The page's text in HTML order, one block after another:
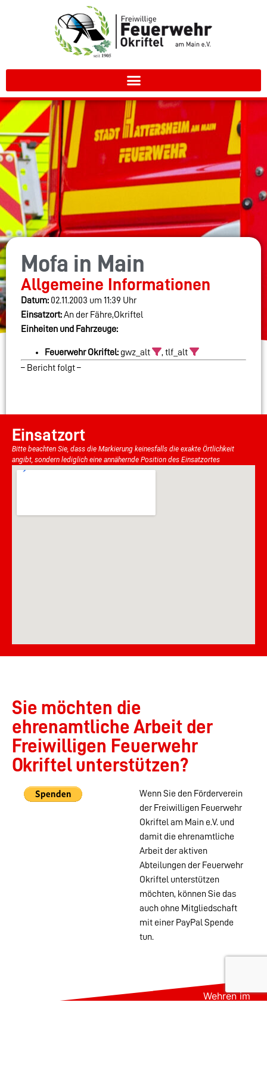
Mofa in Main
Allgemeine Informationen
Datum: 02.11.2003 um 11:39 Uhr
Einsatzort:An der Fähre,Okriftel
Einheiten und Fahrzeuge:
Feuerwehr Okriftel: gwz_alt
, tlf_alt
– Bericht folgt –
Einsatzort
Bitte beachten Sie, dass die Markierung keinesfalls die exakte Örtlichkeit
angibt, sondern lediglich eine annähernde Position des Einsatzortes
Sie möchten die
ehrenamtliche Arbeit der
Freiwilligen Feuerwehr
Okriftel unterstützen?
Wenn Sie den Förderverein
der Freiwilligen Feuerwehr
Okriftel am Main e.V. und
damit die ehrenamtliche
Arbeit der aktiven
Abteilungen der Feuerwehr
Okriftel unterstützen
möchten, können Sie das
auch ohne Mitgliedschaft
mit einer PayPal Spende
tun.
Wehren im